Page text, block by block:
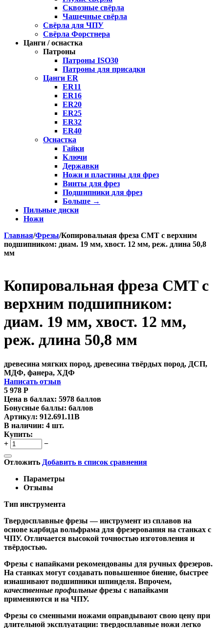
Сквозные свёрла
Чашечные свёрла
Свёрла для ЧПУ
Свёрла Форстнера
Цанги / оснастка
Патроны
Патроны ISO30
Патроны для присадки
Цанги ER
ER11
ER16
ER20
ER25
ER32
ER40
Оснастка
Гайки
Ключи
Державки
Ножи и пластины для фрез
Винты для фрез
Подшипники для фрез
Больше →
Пильные диски
Ножи
Главная/Фрезы/Копировальная фреза CMT с верхним
подшипником: диам. 19 мм, хвост. 12 мм, реж. длина 50,8
мм
Копировальная фреза CMT с
верхним подшипником:
диам. 19 мм, хвост. 12 мм,
реж. длина 50,8 мм
древесина мягких пород, древесина твёрдых пород, ДСП,
МДФ, фанера, ХДФ
Написать отзыв
5 978 Р
Цена в баллах: 5978 баллов
Бонусные баллы: баллов
Артикул: 912.691.11B
В наличии: 4 шт.
Купить:
+
−
Отложить Добавить в список сравнения
Параметры
Отзывы
Тип инструмента
Твердосплавные фрезы — инструмент из сплавов на
основе карбида вольфрама для фрезерования на станках с
ЧПУ. Отличается высокой точностью изготовления и
твёрдостью.
Фрезы с напайками рекомендованы для ручных фрезеров.
На станках могут создавать повышенное биение, быстрее
изнашивают подшипники шпинделя. Впрочем,
качественные профильные фрезы с напайками
применяются и на ЧПУ.
Фрезы со сменными ножами оправдывают свою цену при
длительной эксплуатации: твердосплавные ножи легко